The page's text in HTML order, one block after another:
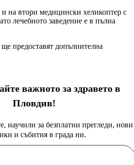
на втори медицински хеликоптер с
лечебното заведение е в пълна
предоставят допълнителна
важното за здравето в
Пловдив!
научили за безплатни прегледи, нови
и събития в града ни.